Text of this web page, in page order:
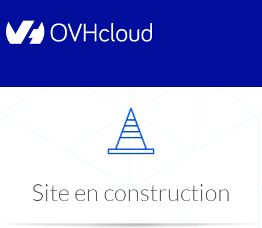
Site en construction